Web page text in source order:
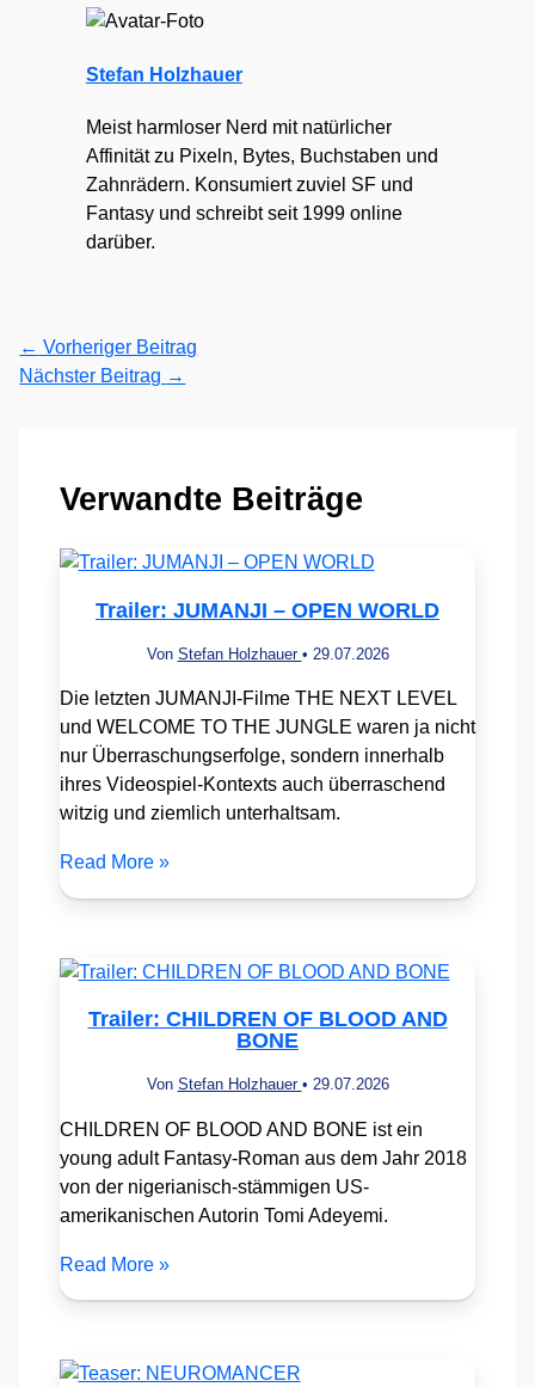
Stefan Holzhauer
Meist harmloser Nerd mit natürlicher
Affinität zu Pixeln, Bytes, Buchstaben und
Zahnrädern. Konsumiert zuviel SF und
Fantasy und schreibt seit 1999 online
darüber.
← Vorheriger Beitrag
Nächster Beitrag →
Verwandte Beiträge
Trailer: JUMANJI – OPEN WORLD
Von Stefan Holzhauer • 29.07.2026
Die letzten JUMANJI-Filme THE NEXT LEVEL
und WELCOME TO THE JUNGLE waren ja nicht
nur Überraschungserfolge, sondern innerhalb
ihres Videospiel-Kontexts auch überraschend
witzig und ziemlich unterhaltsam.
Read More »
Trailer: CHILDREN OF BLOOD AND
BONE
Von Stefan Holzhauer • 29.07.2026
CHILDREN OF BLOOD AND BONE ist ein
young adult Fantasy-Roman aus dem Jahr 2018
von der nigerianisch-stämmigen US-
amerikanischen Autorin Tomi Adeyemi.
Read More »